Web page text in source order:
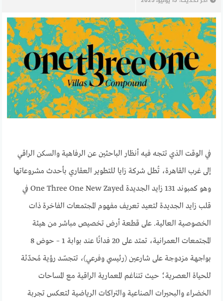
في الوقت الذي تتجه فيه أنظار الباحثين عن الرفاهية والسكن الراقي
إلى غرب القاهرة، تُطل شركة زايا للتطوير العقاري بأحدث مشروعاتها
وهو كمبوند 131 زايد الجديدة One Three One New Zayed في
قلب زايد الجديدة لتعيد تعريف مفهوم المجتمعات الفاخرة ذات
الخصوصية العالية. على قطعة أرض تخصيص مباشر من هيئة
المجتمعات العمرانية، تمتد على 20 فدانًا عند بوابة 1 – حوض 8
بواجهة مزدوجة على شارعين (رئيسي وفرعي)، تتجسّد رؤية مُحدّثة
للحياة العصرية؛ حيث تتناغم المعمارية الراقية مع المساحات
الخضراء والبحيرات الصناعية والتراكات الرياضية لتعكس تجربة